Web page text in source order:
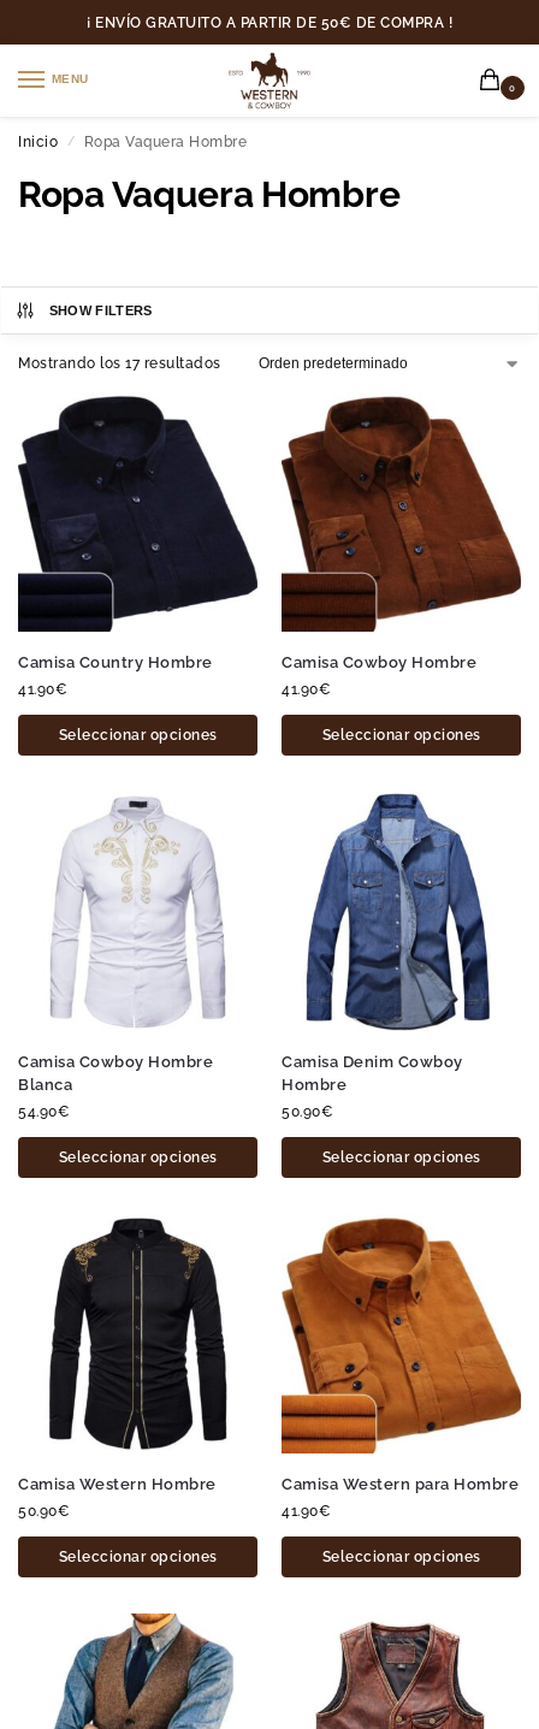
¡ ENVÍO GRATUITO A PARTIR DE 50€ DE COMPRA !
MENU
0
Inicio / Ropa Vaquera Hombre
Ropa Vaquera Hombre
SHOW FILTERS
Mostrando los 17 resultados
Camisa Country Hombre
41.90€
Seleccionar opciones
Camisa Cowboy Hombre
41.90€
Seleccionar opciones
Camisa Cowboy Hombre
Blanca
54.90€
Seleccionar opciones
Camisa Denim Cowboy
Hombre
50.90€
Seleccionar opciones
Camisa Western Hombre
50.90€
Seleccionar opciones
Camisa Western para Hombre
41.90€
Seleccionar opciones